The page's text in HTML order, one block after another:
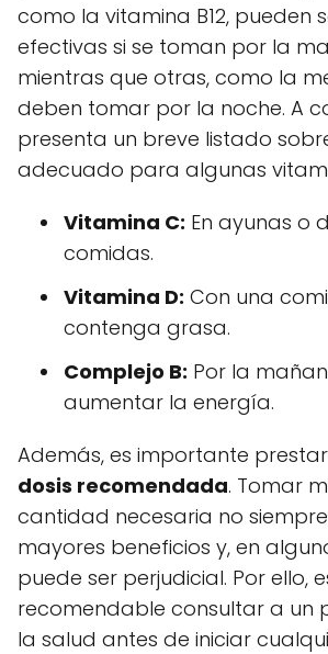
como la vitamina B12, pueden
efectivas si se toman por la
mientras que otras, como la
deben tomar por la noche. A
presenta un breve listado
adecuado para algunas
Vitamina C: En ayunas o
comidas.
Vitamina D: Con una
contenga grasa.
Complejo B: Por la
aumentar la energía.
Además, es importante
dosis recomendada. Tomar
cantidad necesaria no
mayores beneficios y, en
puede ser perjudicial. Por ello,
recomendable consultar a un
la salud antes de iniciar